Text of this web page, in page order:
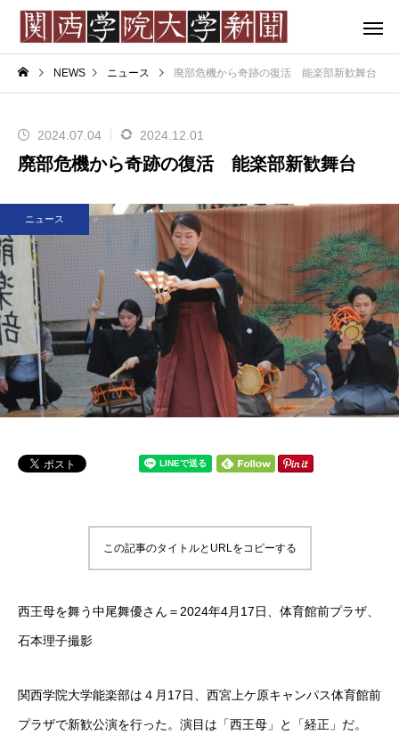
NEWS ニュース 廃部危機から奇跡の復活 能楽部新歓舞台
2024.07.04 2024.12.01
廃部危機から奇跡の復活 能楽部新歓舞台
ニュース
この記事のタイトルとURLをコピーする
西王母を舞う中尾舞優さん＝2024年4月17日、体育館前プラザ、
石本理子撮影
関西学院大学能楽部は４月17日、西宮上ケ原キャンパス体育館前
プラザで新歓公演を行った。演目は「西王母」と「経正」だ。